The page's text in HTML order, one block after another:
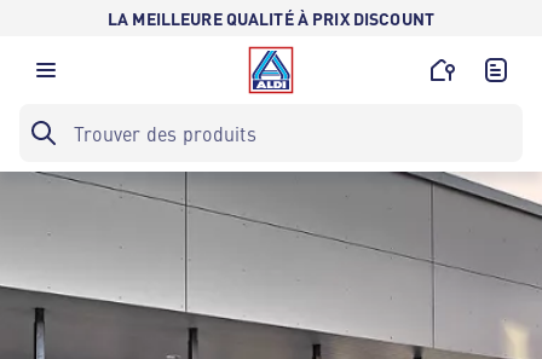
LA MEILLEURE QUALITÉ À PRIX DISCOUNT